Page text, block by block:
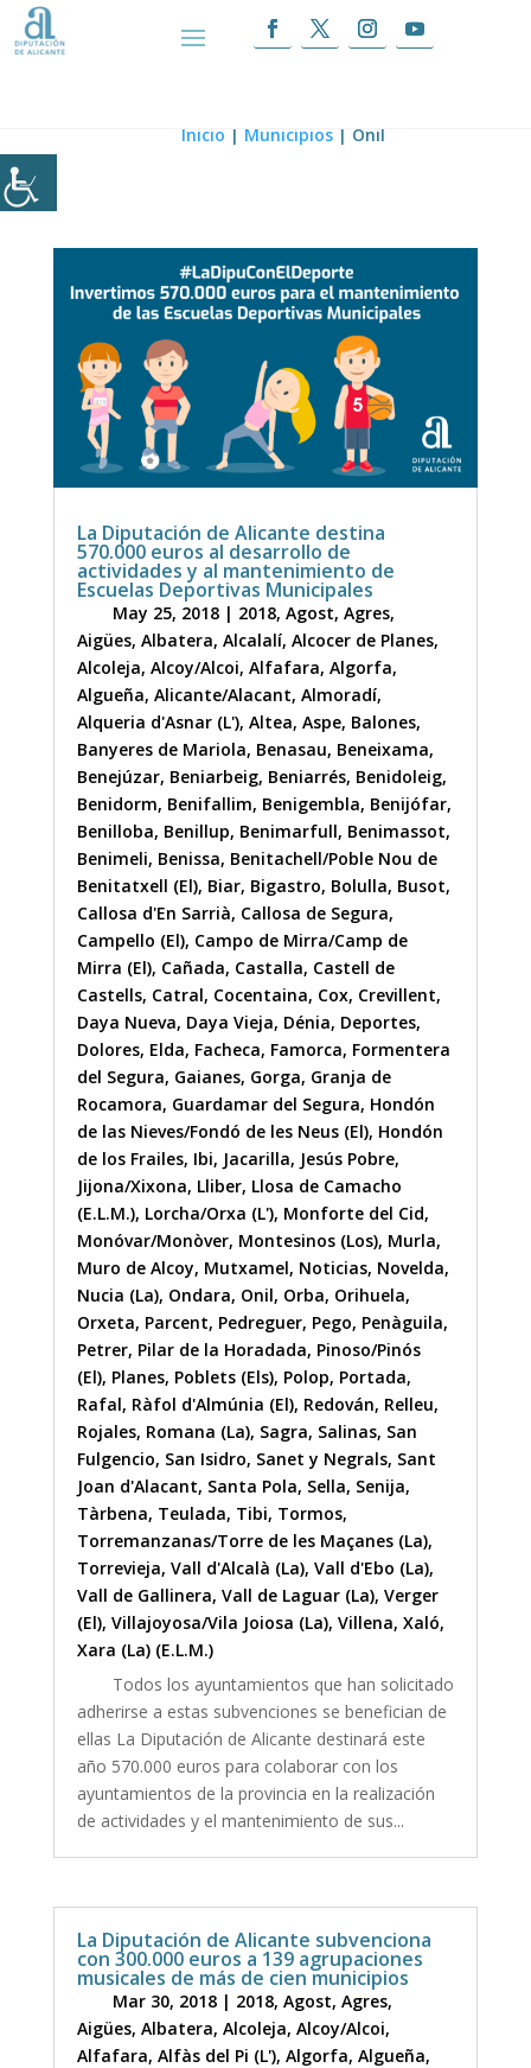
Inicio | Municipios| Onil
La Diputación de Alicante destina
570.000 euros al desarrollo de
actividades y al mantenimiento de
Escuelas Deportivas Municipales
May 25, 2018| 2018, Agost, Agres,
Aigües, Albatera, Alcalalí, Alcocer de Planes,
Alcoleja, Alcoy/Alcoi, Alfafara, Algorfa,
Algueña, Alicante/Alacant, Almoradí,
Alqueria d'Asnar (L'), Altea, Aspe, Balones,
Banyeres de Mariola, Benasau, Beneixama,
Benejúzar, Beniarbeig, Beniarrés, Benidoleig,
Benidorm, Benifallim, Benigembla, Benijófar,
Benilloba, Benillup, Benimarfull, Benimassot,
Benimeli, Benissa, Benitachell/Poble Nou de
Benitatxell (El), Biar, Bigastro, Bolulla, Busot,
Callosa d'En Sarrià, Callosa de Segura,
Campello (El), Campo de Mirra/Camp de
Mirra (El), Cañada, Castalla, Castell de
Castells, Catral, Cocentaina, Cox, Crevillent,
Daya Nueva, Daya Vieja, Dénia, Deportes,
Dolores, Elda, Facheca, Famorca, Formentera
del Segura, Gaianes, Gorga, Granja de
Rocamora, Guardamar del Segura, Hondón
de las Nieves/Fondó de les Neus (El), Hondón
de los Frailes, Ibi, Jacarilla, Jesús Pobre,
Jijona/Xixona, Lliber, Llosa de Camacho
(E.L.M.), Lorcha/Orxa (L'), Monforte del Cid,
Monóvar/Monòver, Montesinos (Los), Murla,
Muro de Alcoy, Mutxamel, Noticias, Novelda,
Nucia (La), Ondara, Onil, Orba, Orihuela,
Orxeta, Parcent, Pedreguer, Pego, Penàguila,
Petrer, Pilar de la Horadada, Pinoso/Pinós
(El), Planes, Poblets (Els), Polop, Portada,
Rafal, Ràfol d'Almúnia (El), Redován, Relleu,
Rojales, Romana (La), Sagra, Salinas, San
Fulgencio, San Isidro, Sanet y Negrals, Sant
Joan d'Alacant, Santa Pola, Sella, Senija,
Tàrbena, Teulada, Tibi, Tormos,
Torremanzanas/Torre de les Maçanes (La),
Torrevieja, Vall d'Alcalà (La), Vall d'Ebo (La),
Vall de Gallinera, Vall de Laguar (La), Verger
(El), Villajoyosa/Vila Joiosa (La), Villena, Xaló,
Xara (La) (E.L.M.)
Todos los ayuntamientos que han solicitado
adherirse a estas subvenciones se benefician de
ellas La Diputación de Alicante destinará este
año 570.000 euros para colaborar con los
ayuntamientos de la provincia en la realización
de actividades y el mantenimiento de sus...
La Diputación de Alicante subvenciona
con 300.000 euros a 139 agrupaciones
musicales de más de cien municipios
Mar 30, 2018| 2018, Agost, Agres,
Aigües, Albatera, Alcoleja, Alcoy/Alcoi,
Alfafara, Alfàs del Pi (L'), Algorfa, Algueña,